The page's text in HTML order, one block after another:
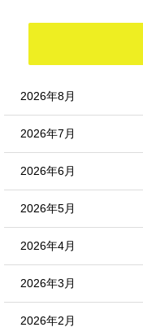
2026年8月
2026年7月
2026年6月
2026年5月
2026年4月
2026年3月
2026年2月